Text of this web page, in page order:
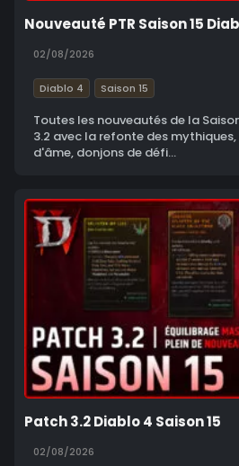
Nouveauté PTR Saison 15
02/08/2026
Diablo 4 Saison 15
Toutes les nouveautés de la
3.2 avec la refonte des
d'âme, donjons de défi...
Patch 3.2 Diablo 4 Saison 15
02/08/2026